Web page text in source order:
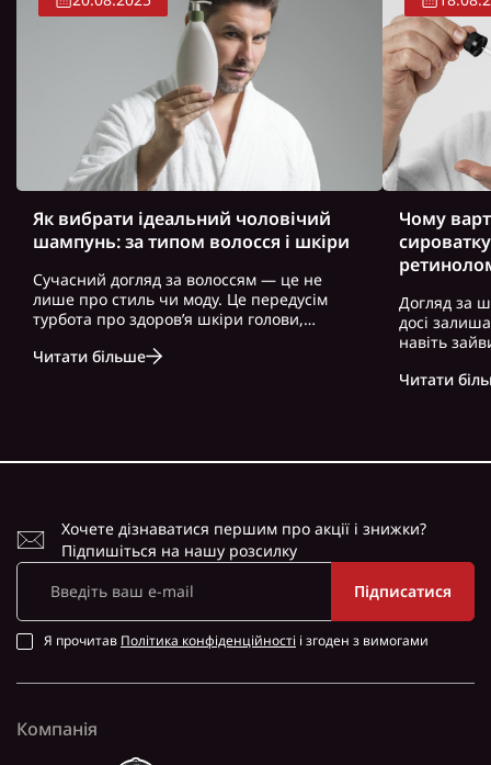
Як вибрати ідеальний чоловічий
шампунь: за типом волосся і шкіри
Сучасний догляд за волоссям — це не
лише про стиль чи моду. Це передусім
турбота про здоров’я шкіри голови,
актуально для чоловіків, які часто
Читати більше
Чому
Догляд за
досі
навіть
косметику.
Читати
Хочете дізнаватися першим про акції і знижки?
Підпишіться на нашу розсилку
Підписатися
Я прочитав Політика конфіденційності і згоден з вимогами
Компанія